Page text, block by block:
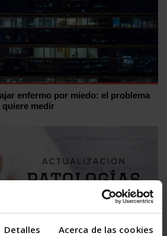
Detalles Acerca de las cookies
enfermo por miedo: el problema
quiere medir